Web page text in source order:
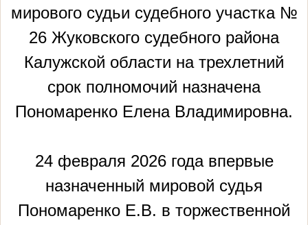
мирового судьи судебного участка №
26 Жуковского судебного района
Калужской области на трехлетний
срок полномочий назначена
Пономаренко Елена Владимировна.
24 февраля 2026 года впервые
назначенный мировой судья
Пономаренко Е.В. в торжественной